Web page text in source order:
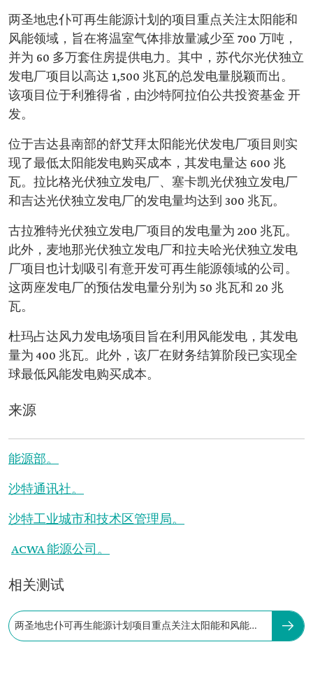
两圣地忠仆可再生能源计划的项目重点关注太阳能和
风能领域，旨在将温室气体排放量减少至 700 万吨，
并为 60 多万套住房提供电力。其中，苏代尔光伏独立
发电厂项目以高达 1,500 兆瓦的总发电量脱颖而出。
该项目位于利雅得省，由沙特阿拉伯公共投资基金 开
发。
位于吉达县南部的舒艾拜太阳能光伏发电厂项目则实
现了最低太阳能发电购买成本，其发电量达 600 兆
瓦。拉比格光伏独立发电厂、塞卡凯光伏独立发电厂
和吉达光伏独立发电厂的发电量均达到 300 兆瓦。
古拉雅特光伏独立发电厂项目的发电量为 200 兆瓦。
此外，麦地那光伏独立发电厂和拉夫哈光伏独立发电
厂项目也计划吸引有意开发可再生能源领域的公司。
这两座发电厂的预估发电量分别为 50 兆瓦和 20 兆
瓦。
杜玛占达风力发电场项目旨在利用风能发电，其发电
量为 400 兆瓦。此外，该厂在财务结算阶段已实现全
球最低风能发电购买成本。
来源
能源部。
沙特通讯社。
沙特工业城市和技术区管理局。
ACWA 能源公司。
相关测试
两圣地忠仆可再生能源计划项目重点关注太阳能和风能领